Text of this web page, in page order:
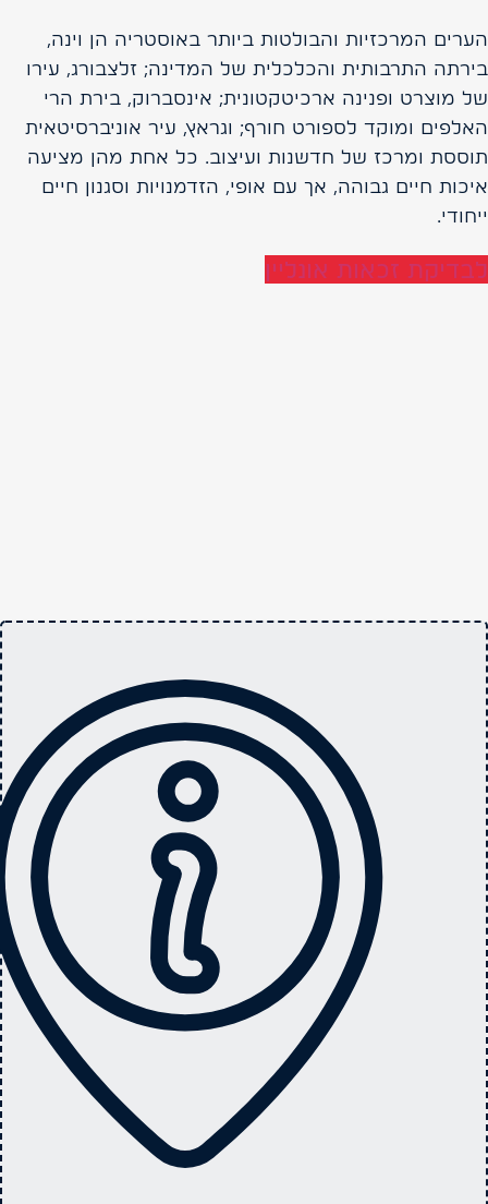
הערים המרכזיות והבולטות ביותר באוסטריה הן וינה,
בירתה התרבותית והכלכלית של המדינה; זלצבורג, עירו
של מוצרט ופנינה ארכיטקטונית; אינסברוק, בירת הרי
האלפים ומוקד לספורט חורף; וגראץ, עיר אוניברסיטאית
תוססת ומרכז של חדשנות ועיצוב. כל אחת מהן מציעה
איכות חיים גבוהה, אך עם אופי, הזדמנויות וסגנון חיים
ייחודי.
לבדיקת זכאות אונליין